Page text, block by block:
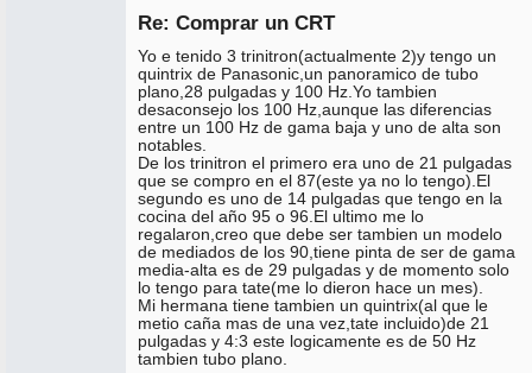
Re: Comprar un CRT
Yo e tenido 3 trinitron(actualmente 2)y tengo un
quintrix de Panasonic,un panoramico de tubo
plano,28 pulgadas y 100 Hz.Yo tambien
desaconsejo los 100 Hz,aunque las diferencias
entre un 100 Hz de gama baja y uno de alta son
notables.
De los trinitron el primero era uno de 21 pulgadas
que se compro en el 87(este ya no lo tengo).El
segundo es uno de 14 pulgadas que tengo en la
cocina del año 95 o 96.El ultimo me lo
regalaron,creo que debe ser tambien un modelo
de mediados de los 90,tiene pinta de ser de gama
media-alta es de 29 pulgadas y de momento solo
lo tengo para tate(me lo dieron hace un mes).
Mi hermana tiene tambien un quintrix(al que le
metio caña mas de una vez,tate incluido)de 21
pulgadas y 4:3 este logicamente es de 50 Hz
tambien tubo plano.